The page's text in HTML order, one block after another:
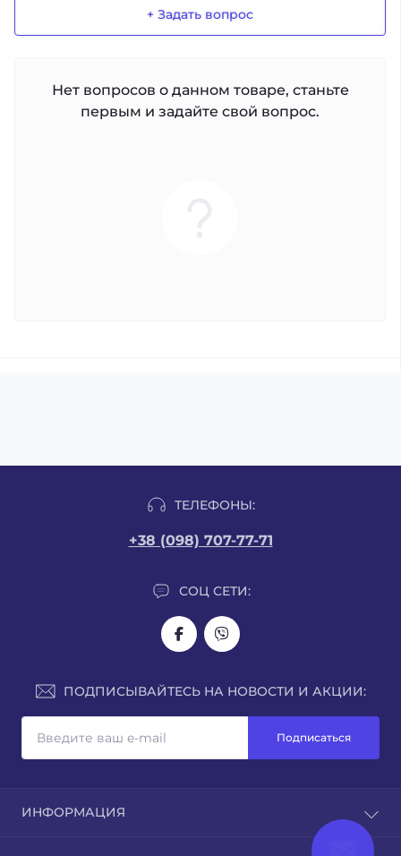
+ Задать вопрос
Нет вопросов о данном товаре, станьте
первым и задайте свой вопрос.
ТЕЛЕФОНЫ:
+38 (098) 707-77-71
СОЦ СЕТИ:
ПОДПИСЫВАЙТЕСЬ НА НОВОСТИ И АКЦИИ:
Подписаться
ИНФОРМАЦИЯ